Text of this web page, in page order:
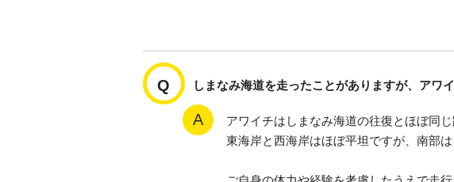
しまなみ海道を走ったことがありますが、アワ
アワイチはしまなみ海道の往復とほぼ同じ
東海岸と西海岸はほぼ平坦ですが、南部